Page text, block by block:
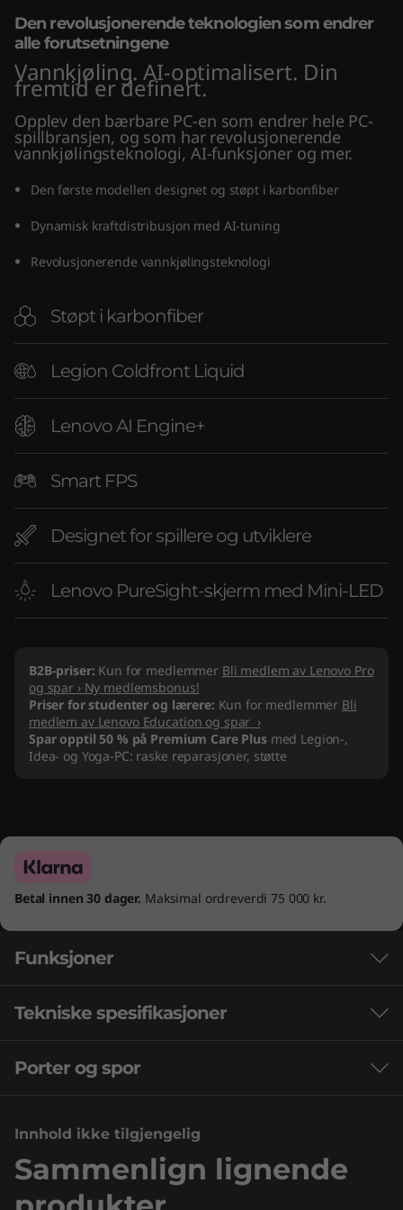
n
e
Den revolusjonerende teknologien som endrer
alle forutsetningene
Vannkjøling. AI-optimalisert. Din
fremtid er definert.
Opplev den bærbare PC-en som endrer hele PC-
spillbransjen, og som har revolusjonerende
vannkjølingsteknologi, AI-funksjoner og mer.
Den første modellen designet og støpt i karbonfiber
Dynamisk kraftdistribusjon med AI-tuning
Revolusjonerende vannkjølingsteknologi
Støpt i karbonfiber
Legion Coldfront Liquid
Lenovo AI Engine+
Smart FPS
Designet for spillere og utviklere
Lenovo PureSight-skjerm med Mini-LED
B2B-priser: Kun for medlemmer Bli medlem av Lenovo Pro
og spar › Ny medlemsbonus!
Priser for studenter og lærere: Kun for medlemmer Bli
medlem av Lenovo Education og spar ›
Spar opptil 50 % på Premium Care Plusmed Legion-,
Idea- og Yoga-PC: raske reparasjoner, støtte
Betal innen 30 dager. Maksimal ordreverdi 75 000 kr.
Funksjoner
INTEL
CORE™-
Tekniske spesifikasjoner
Ytelse
Opptil Intel® Core™ i9-14900HX
Operativsystem
Opptil Windows 11 Pro
Porter og spor
Innhold ikke tilgjengelig
Sammenlign lignende